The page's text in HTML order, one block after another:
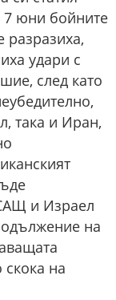
7 юни бойните
удари с
след като
така и Иран,
и Израел
на
на